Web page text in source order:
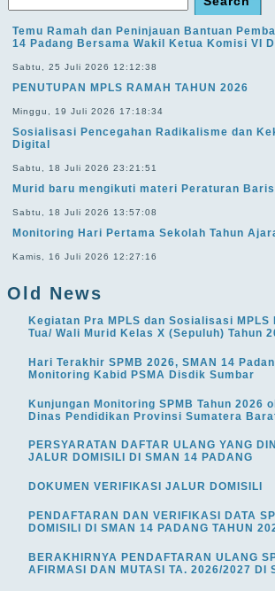
Temu Ramah dan Peninjauan Bantuan
14 Padang Bersama Wakil Ketua Komisi VI
Sabtu, 25 Juli 2026 12:12:38
PENUTUPAN MPLS RAMAH TAHUN 2026
Minggu, 19 Juli 2026 17:18:34
Sosialisasi Pencegahan Radikalisme dan
Digital
Sabtu, 18 Juli 2026 23:21:51
Murid baru mengikuti materi Peraturan
Sabtu, 18 Juli 2026 13:57:08
Monitoring Hari Pertama Sekolah Tahun
Kamis, 16 Juli 2026 12:27:16
Old News
Kegiatan Pra MPLS dan Sosialisasi MPLS
Tua/ Wali Murid Kelas X (Sepuluh) Tahun
Hari Terakhir SPMB 2026, SMAN 14
Monitoring Kabid PSMA Disdik Sumbar
Kunjungan Monitoring SPMB Tahun 2026
Dinas Pendidikan Provinsi Sumatera
PERSYARATAN DAFTAR ULANG YANG
JALUR DOMISILI DI SMAN 14 PADANG
DOKUMEN VERIFIKASI JALUR DOMISILI
PENDAFTARAN DAN VERIFIKASI DATA
DOMISILI DI SMAN 14 PADANG TAHUN
BERAKHIRNYA PENDAFTARAN ULANG
AFIRMASI DAN MUTASI TA. 2026/2027 DI